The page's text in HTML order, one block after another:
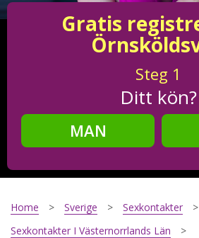
Gratis
Steg 1
Ditt kön?
MAN
Steg2
Home Sverige
Sexkontakter
Sexkontakter I Västernorrlands Län